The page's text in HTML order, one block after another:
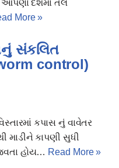
આપણા દેશમાં તલ
More »
સંકલિત
control)
કપાસ નું વાવેતર
માડીને કાપણી સુધી
હોય… Read More »